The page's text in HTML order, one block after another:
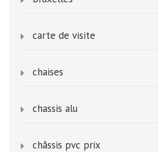
carte de visite
chaises
chassis alu
châssis pvc prix